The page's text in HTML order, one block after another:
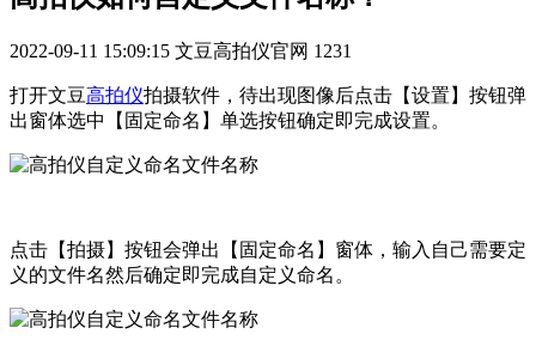
2022-09-11 15:09:15 文豆高拍仪官网 1231
打开文豆高拍仪拍摄软件，待出现图像后点击【设置】按钮弹
出窗体选中【固定命名】单选按钮确定即完成设置。
点击【拍摄】按钮会弹出【固定命名】窗体，输入自己需要定
义的文件名然后确定即完成自定义命名。